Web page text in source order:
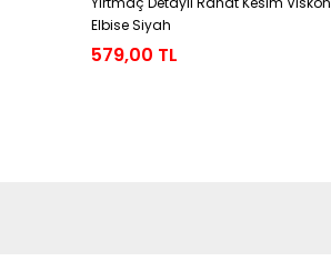
Elbise Siyah
579,00 TL